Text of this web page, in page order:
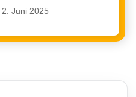
Juni 2025